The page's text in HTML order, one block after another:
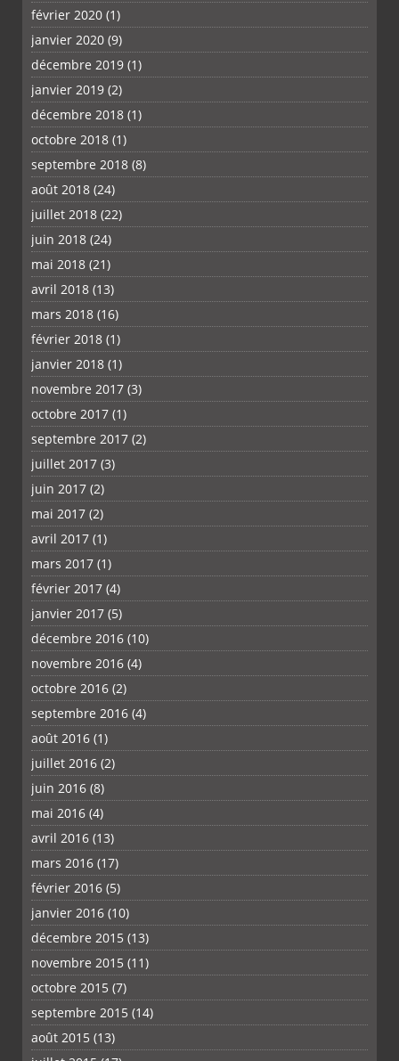
février 2020 (1)
janvier 2020 (9)
décembre 2019 (1)
janvier 2019 (2)
décembre 2018 (1)
octobre 2018 (1)
septembre 2018 (8)
août 2018 (24)
juillet 2018 (22)
juin 2018 (24)
mai 2018 (21)
avril 2018 (13)
mars 2018 (16)
février 2018 (1)
janvier 2018 (1)
novembre 2017 (3)
octobre 2017 (1)
septembre 2017 (2)
juillet 2017 (3)
juin 2017 (2)
mai 2017 (2)
avril 2017 (1)
mars 2017 (1)
février 2017 (4)
janvier 2017 (5)
décembre 2016 (10)
novembre 2016 (4)
octobre 2016 (2)
septembre 2016 (4)
août 2016 (1)
juillet 2016 (2)
juin 2016 (8)
mai 2016 (4)
avril 2016 (13)
mars 2016 (17)
février 2016 (5)
janvier 2016 (10)
décembre 2015 (13)
novembre 2015 (11)
octobre 2015 (7)
septembre 2015 (14)
août 2015 (13)